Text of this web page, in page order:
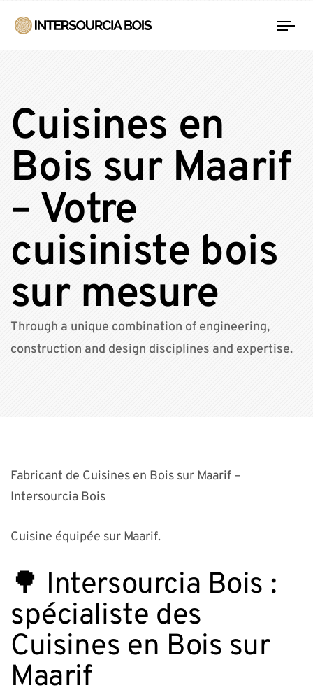
Cuisines en
Bois sur Maarif
– Votre
cuisiniste bois
sur mesure
Through a unique combination of engineering,
construction and design disciplines and expertise.
Fabricant de Cuisines en Bois sur Maarif –
Intersourcia Bois
Cuisine équipée sur Maarif.
🌳 Intersourcia Bois :
spécialiste des
Cuisines en Bois sur
Maarif